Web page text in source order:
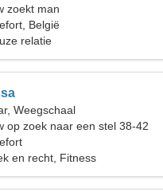
zoekt man
België
relatie
Weegschaal
op zoek naar een stel 38-42
en recht, Fitness